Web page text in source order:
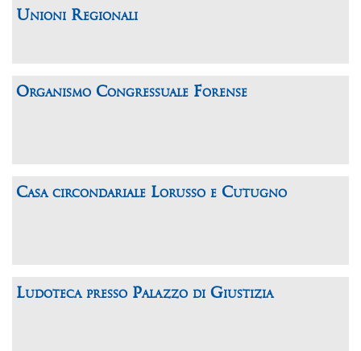
Unioni Regionali
Organismo Congressuale Forense
Casa circondariale Lorusso e Cutugno
Ludoteca presso Palazzo di Giustizia